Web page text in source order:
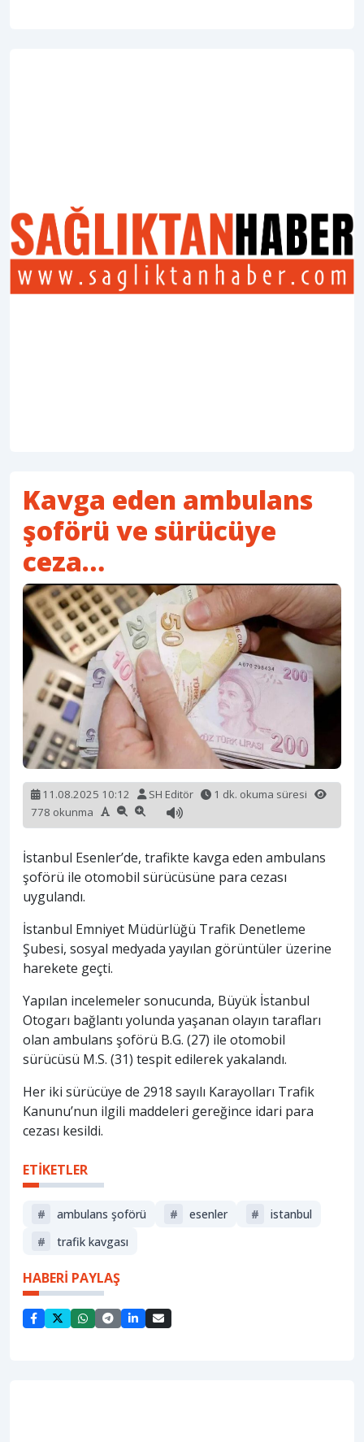
Kavga eden ambulans
şoförü ve sürücüye
ceza…
11.08.2025 10:12 SH Editör
1 dk. okuma süresi
778 okunma
İstanbul Esenler’de, trafikte kavga eden ambulans
şoförü ile otomobil sürücüsüne para cezası
uygulandı.
İstanbul Emniyet Müdürlüğü Trafik Denetleme
Şubesi, sosyal medyada yayılan görüntüler üzerine
harekete geçti.
Yapılan incelemeler sonucunda, Büyük İstanbul
Otogarı bağlantı yolunda yaşanan olayın tarafları
olan ambulans şoförü B.G. (27) ile otomobil
sürücüsü M.S. (31) tespit edilerek yakalandı.
Her iki sürücüye de 2918 sayılı Karayolları Trafik
Kanunu’nun ilgili maddeleri gereğince idari para
cezası kesildi.
ETİKETLER
# ambulans şoförü # esenler #
i̇stanbul
#
trafik kavgası
HABERİ PAYLAŞ